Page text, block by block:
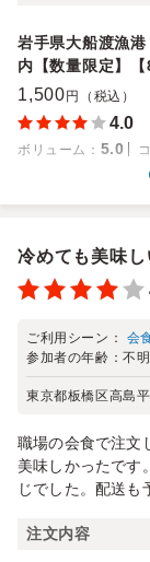
岩手県大船渡漁
内【数量限定】【
1,500 円（税込）
4.0
ボリューム ： 5.0
冷めても美味し
ご利用シーン： 会
参加者の年齢：不明
東京都板橋区高島平
職場の会食で注文
美味しかったです
じでした。配送も
注文内容